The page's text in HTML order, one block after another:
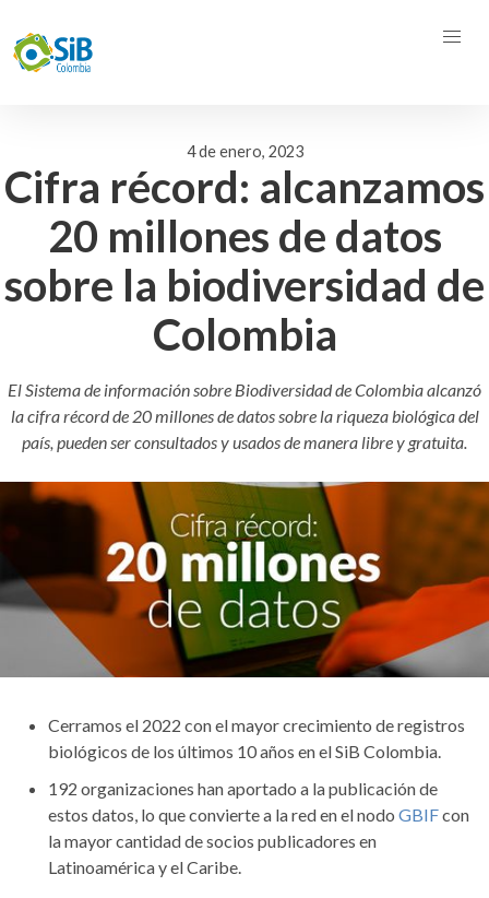
4 de enero, 2023
Cifra récord: alcanzamos
20 millones de datos
sobre la biodiversidad de
Colombia
El Sistema de información sobre Biodiversidad de Colombia alcanzó
la cifra récord de 20 millones de datos sobre la riqueza biológica del
país, pueden ser consultados y usados de manera libre y gratuita.
Cerramos el 2022 con el mayor crecimiento de registros
biológicos de los últimos 10 años en el SiB Colombia.
192 organizaciones han aportado a la publicación de
estos datos, lo que convierte a la red en el nodo GBIFcon
la mayor cantidad de socios publicadores en
Latinoamérica y el Caribe.​​